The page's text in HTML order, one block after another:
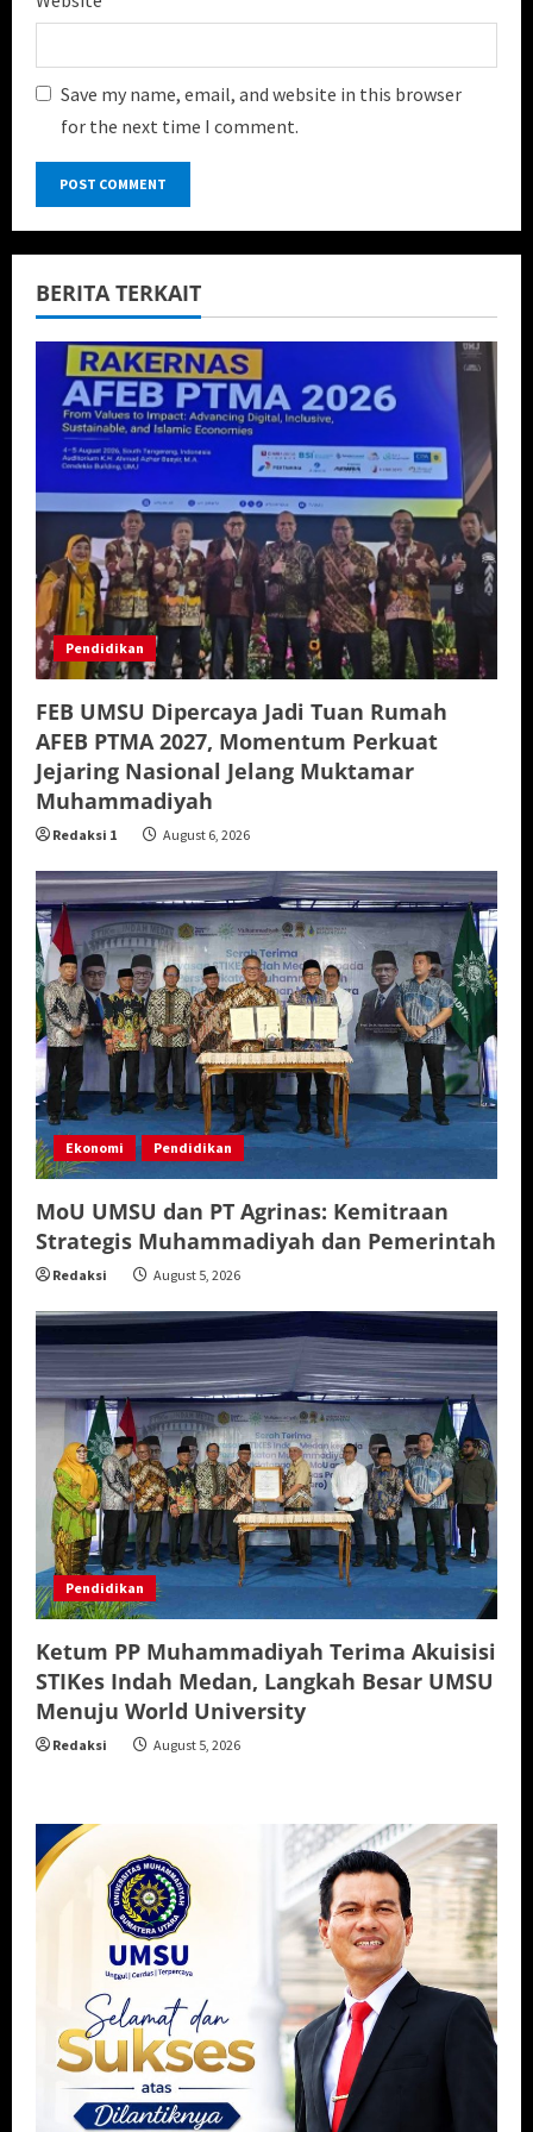
Save my name, email, and website in this browser
for the next time I comment.
BERITA TERKAIT
Pendidikan
FEB UMSU Dipercaya Jadi Tuan Rumah
AFEB PTMA 2027, Momentum Perkuat
Jejaring Nasional Jelang Muktamar
Muhammadiyah
Redaksi 1 August 6, 2026
Ekonomi Pendidikan
MoU UMSU dan PT Agrinas: Kemitraan
Strategis Muhammadiyah dan Pemerintah
Redaksi August 5, 2026
Pendidikan
Ketum PP Muhammadiyah Terima Akuisisi
STIKes Indah Medan, Langkah Besar UMSU
Menuju World University
Redaksi August 5, 2026